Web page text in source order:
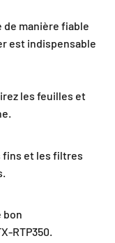
manière fiable
est indispensable
les feuilles et
fins et les filtres
bon
RTP350.